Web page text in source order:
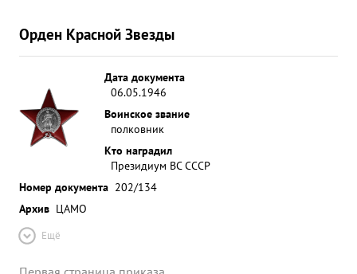
Орден Красной Звезды
Дата документа
06.05.1946
Воинское звание
полковник
Кто наградил
Президиум ВС СССР
Номер документа 202/134
Архив ЦАМО
Ещё